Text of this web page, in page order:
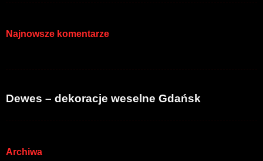
Najnowsze komentarze
Dewes – dekoracje weselne Gdańsk
Archiwa